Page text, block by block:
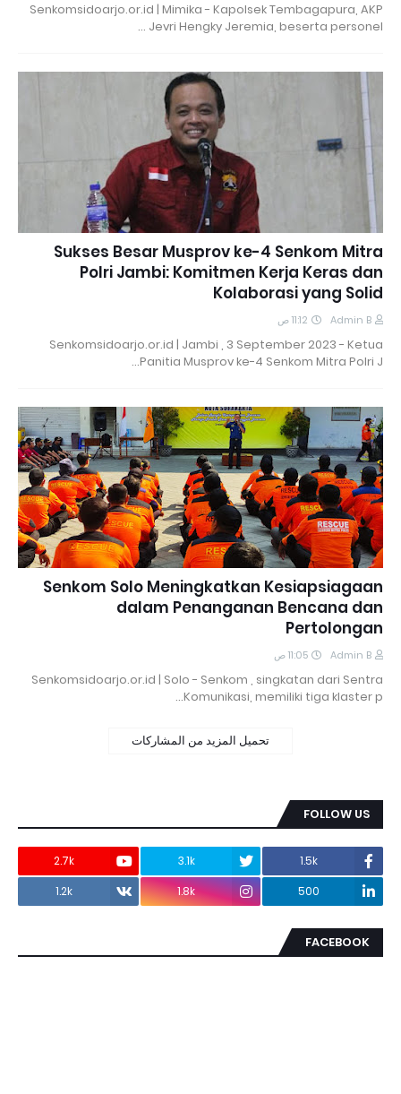
Senkomsidoarjo.or.id | Mimika - Kapolsek Tembagapura, AKP
Jevri Hengky Jeremia, beserta personel …
Sukses Besar Musprov ke-4 Senkom Mitra
Polri Jambi: Komitmen Kerja Keras dan
Kolaborasi yang Solid
Admin B 11:12 ص
Senkomsidoarjo.or.id | Jambi , 3 September 2023 - Ketua
Panitia Musprov ke-4 Senkom Mitra Polri J…
Senkom Solo Meningkatkan Kesiapsiagaan
dalam Penanganan Bencana dan
Pertolongan
Admin B 11:05 ص
Senkomsidoarjo.or.id | Solo - Senkom , singkatan dari Sentra
Komunikasi, memiliki tiga klaster p…
تحميل المزيد من المشاركات
FOLLOW US
1.5k
3.1k
2.7k
500
1.8k
1.2k
FACEBOOK